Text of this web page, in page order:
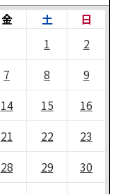
金 土
日
1
2
7 8
9
14 15
16
21 22
23
28 29
30